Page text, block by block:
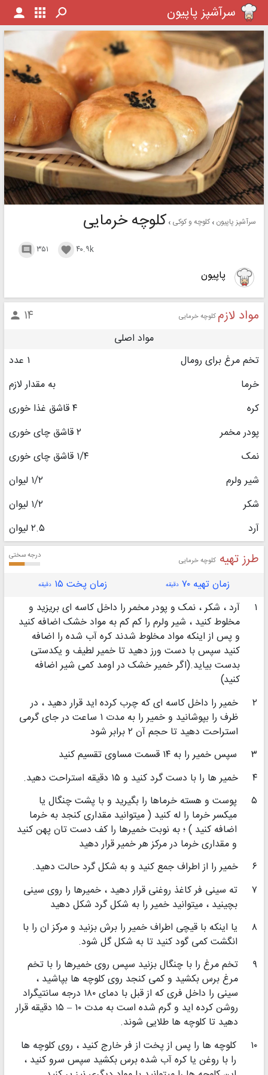
سرآشپز پاپیون
سرآشپز پاپیون کلوچه و کوکی کلوچه خرمایی
۳۵۱  ۴۰.۹k 
پاپیون
مواد لازم کلوچه خرمایی ۱۴ 
مواد اصلی
تخم مرغ برای رومال
۱ عدد
خرما
به مقدار لازم
کره
۴ قاشق غذا خوری
پودر مخمر
۲ قاشق چای خوری
نمک
۱/۴ قاشق چای خوری
شیر ولرم
۱/۲ لیوان
شکر
۱/۲ لیوان
آرد
۲.۵ لیوان
طرز تهیه کلوچه خرمایی درجه سختی
زمان تهیه ۷۰ دقیقه زمان پخت ۱۵ دقیقه
۱
آرد ، شکر ، نمک و پودر مخمر را داخل کاسه ای بریزید و
مخلوط کنید ، شیر ولرم را کم کم به مواد خشک اضافه کنید
و پس از اینکه مواد مخلوط شدند کره آب شده را اضافه
کنید سپس با دست ورز دهید تا خمیر لطیف و یکدستی
بدست بیاید.(اگر خمیر خشک در اومد کمی شیر اضافه
کنید)
۲
خمیر را داخل کاسه ای که چرب کرده اید قرار دهید ، در
ظرف را بپوشانید و خمیر را به مدت ۱ ساعت در جای گرمی
استراحت دهید تا حجم آن ۲ برابر شود
۳
سپس خمیر را به ۱۴ قسمت مساوی تقسیم کنید
۴
خمیر ها را با دست گرد کنید و ۱۵ دقیقه استراحت دهید.
۵
پوست و هسته خرماها را بگیرید و با پشت چنگال یا
میکسر خرما را له کنید ( میتوانید مقداری کنجد به خرما
اضافه کنید ) ؛ به نوبت خمیرها را کف دست تان پهن کنید
و مقداری خرما در مرکز هر خمیر قرار دهید
۶
خمیر را از اطراف جمع کنید و به شکل گرد حالت دهید.
۷
ته سینی فر کاغذ روغنی قرار دهید ، خمیرها را روی سینی
بچینید ، میتوانید خمیر را به شکل گرد شکل دهید
۸
یا اینکه با قیچی اطراف خمیر را برش بزنید و مرکز ان را با
انگشت کمی گود کنید تا به شکل گل شود.
۹
تخم مرغ را با چنگال بزنید سپس روی خمیرها را با تخم
مرغ برس بکشید و کمی کنجد روی کلوچه ها بپاشید ،
سینی را داخل فری که از قبل با دمای ۱۸۰ درجه سانتیگراد
روشن کرده اید و گرم شده است به مدت ۱۰ – ۱۵ دقیقه قرار
دهید تا کلوچه ها طلایی شوند.
۱۰
کلوچه ها را پس از پخت از فر خارج کنید ، روی کلوچه ها
را با روغن یا کره آب شده برس بکشید سپس سرو کنید ،